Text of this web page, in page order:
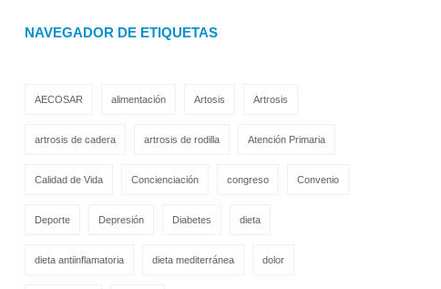
NAVEGADOR DE ETIQUETAS
AECOSAR alimentación Artosis Artrosis
artrosis de cadera artrosis de rodilla Atención Primaria
Calidad de Vida Concienciación congreso Convenio
Deporte Depresión Diabetes dieta
dieta antiinflamatoria dieta mediterránea dolor